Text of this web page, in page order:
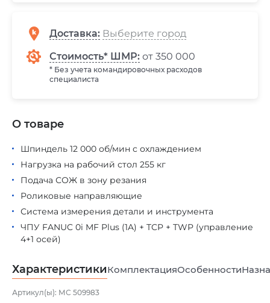
Доставка:
Стоимость* ШМР: от 350 000
* Без учета командировочных расходов
специалиста
Шпиндель 12 000 об/мин с охлаждением
Нагрузка на рабочий стол 255 кг
Подача СОЖ в зону резания
Роликовые направляющие
Система измерения детали и инструмента
ЧПУ FANUC 0i MF Plus (1A) + TCP + TWP (управление
4+1 осей)
О товаре
ХарактеристикиКомплектацияОсобенности
Артикул(ы): МС 509983